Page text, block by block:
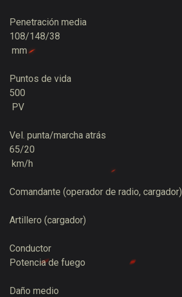
Penetración media
108/148/38
mm
Puntos de vida
500
PV
Vel. punta/marcha atrás
65/20
km/h
Comandante (operador de radio, сargador)
Artillero (cargador)
Conductor
Potencia de fuego
Daño medio